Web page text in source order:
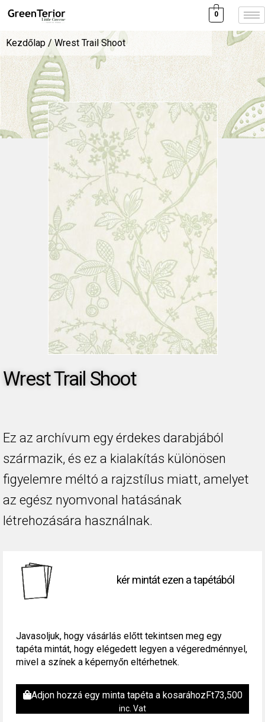
0
Kezdőlap / Wrest Trail Shoot
Wrest Trail Shoot
Ez az archívum egy érdekes darabjából
származik, és ez a kialakítás különösen
figyelemre méltó a rajzstílus miatt, amelyet
az egész nyomvonal hatásának
létrehozására használnak.
kér mintát ezen a tapétából
Javasoljuk, hogy vásárlás előtt tekintsen meg egy
tapéta mintát, hogy elégedett legyen a végeredménnyel,
mivel a színek a képernyőn eltérhetnek.
Adjon hozzá egy minta tapéta a kosarához Ft73,500
inc. Vat